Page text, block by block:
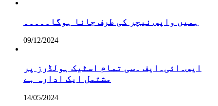
ہمیں واپس نیچر کی طرف جانا ہوگا۔۔۔۔۔
09/12/2024
ایس۔ائی۔ایف ۔سی تمام اسٹیک ہولڈرز پر
مشتمل ایک ادارہ ہے
14/05/2024